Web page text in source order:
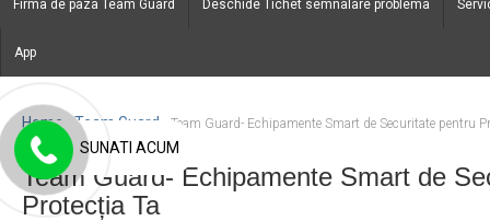
Firma de paza Team Guard Deschide Tichet semnalare problema
App
Home Team Guard Team Guard- Echipamente Smart de Securitate pentru
Team Guard- Echipamente Smart de
Protecția Ta
SUNATI ACUM